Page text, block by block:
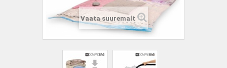
Vaata suuremalt